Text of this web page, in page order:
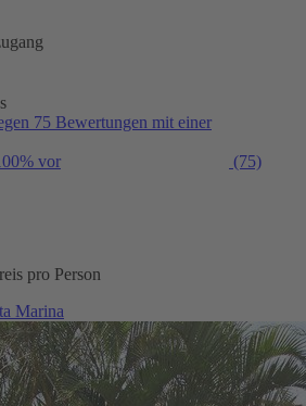
75 Bewertungen mit einer
vor
(75)
pro Person
Marina